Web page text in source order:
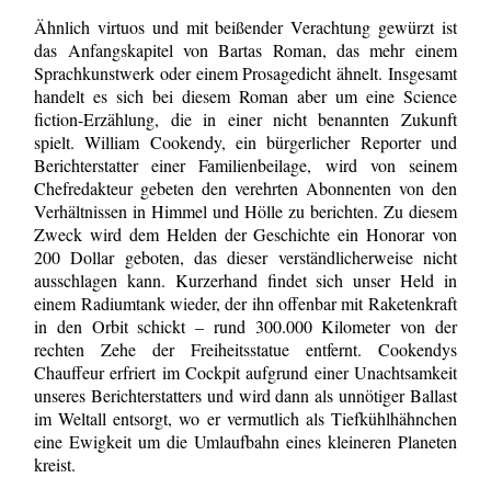
Ähnlich virtuos und mit beißender Verachtung gewürzt ist
das Anfangskapitel von Bartas Roman, das mehr einem
Sprachkunstwerk oder einem Prosagedicht ähnelt. Insgesamt
handelt es sich bei diesem Roman aber um eine Science
fiction-Erzählung, die in einer nicht benannten Zukunft
spielt. William Cookendy, ein bürgerlicher Reporter und
Berichterstatter einer Familienbeilage, wird von seinem
Chefredakteur gebeten den verehrten Abonnenten von den
Verhältnissen in Himmel und Hölle zu berichten. Zu diesem
Zweck wird dem Helden der Geschichte ein Honorar von
200 Dollar geboten, das dieser verständlicherweise nicht
ausschlagen kann. Kurzerhand findet sich unser Held in
einem Radiumtank wieder, der ihn offenbar mit Raketenkraft
in den Orbit schickt – rund 300.000 Kilometer von der
rechten Zehe der Freiheitsstatue entfernt. Cookendys
Chauffeur erfriert im Cockpit aufgrund einer Unachtsamkeit
unseres Berichterstatters und wird dann als unnötiger Ballast
im Weltall entsorgt, wo er vermutlich als Tiefkühlhähnchen
eine Ewigkeit um die Umlaufbahn eines kleineren Planeten
kreist.